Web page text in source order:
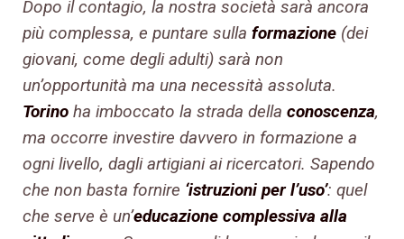
Dopo il contagio, la nostra società sarà ancora
più complessa, e puntare sulla formazione (dei
giovani, come degli adulti) sarà non
un’opportunità ma una necessità assoluta.
Torino ha imboccato la strada della conoscenza,
ma occorre investire davvero in formazione a
ogni livello, dagli artigiani ai ricercatori. Sapendo
che non basta fornire ‘istruzioni per l’uso’: quel
che serve è un’educazione complessiva alla